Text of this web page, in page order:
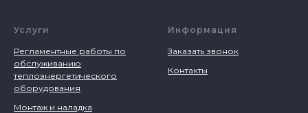
Услуги
Регламентные работы по
обслуживанию
теплоэнергетического
оборудования
Монтаж и наладка
Информация
Заказать звонок
Контакты